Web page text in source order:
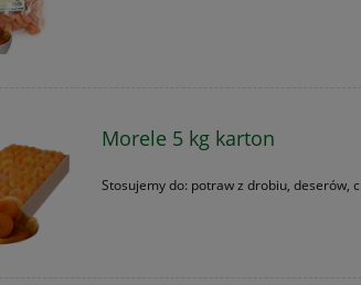
Morele 5 kg karton
Stosujemy do: potraw z drobiu, deserów,